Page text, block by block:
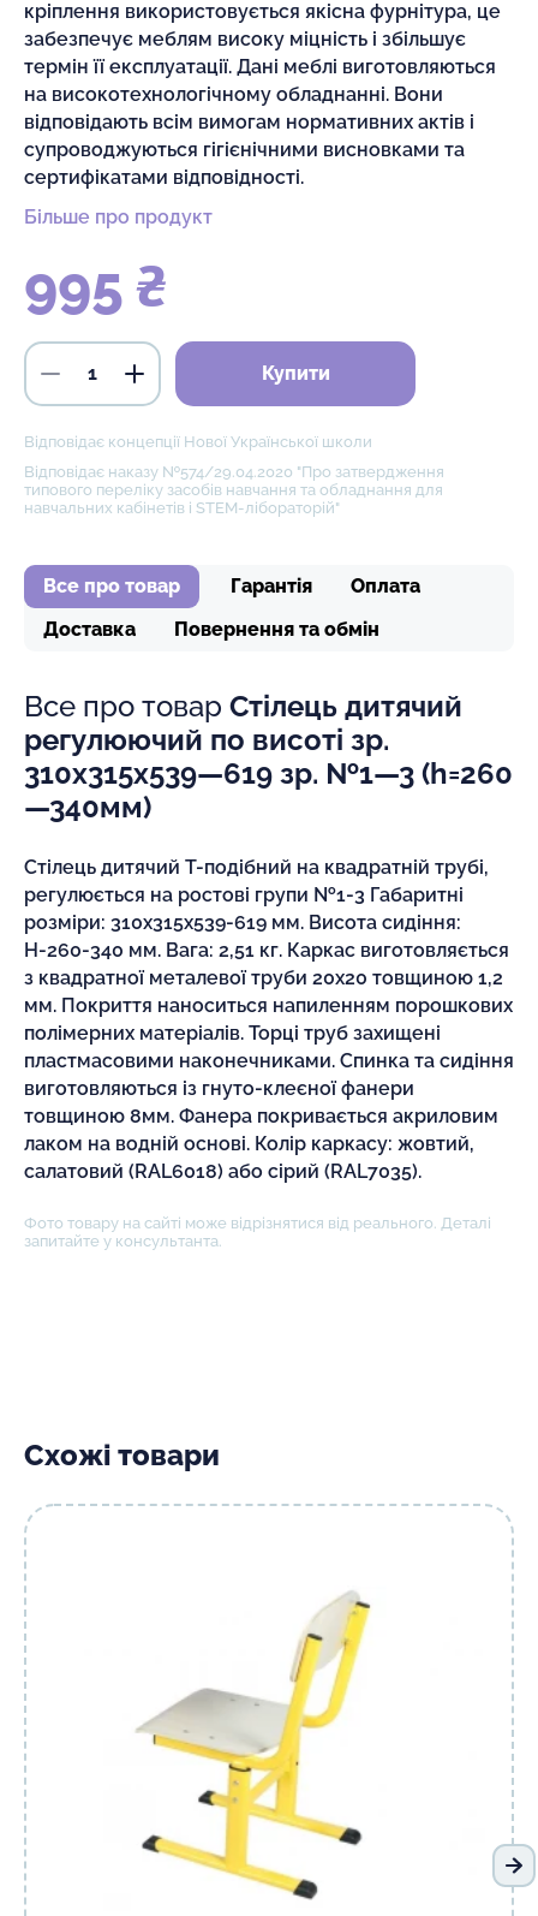
кріплення використовується якісна фурнітура, це
забезпечує меблям високу міцність і збільшує
термін її експлуатації. Дані меблі виготовляються
на високотехнологічному обладнанні. Вони
відповідають всім вимогам нормативних актів і
супроводжуються гігієнічними висновками та
сертифікатами відповідності.
Більше про продукт
995 ₴
Купити
Відповідає концепції Нової Української школи
Відповідає наказу №574/29.04.2020 "Про затвердження
типового переліку засобів навчання та обладнання для
навчальних кабінетів і STEM-лібораторій"
Все про товар Гарантія
Оплата
Доставка
Повернення та обмін
Все про товар Стілець дитячий
регулюючий по висоті зр.
310х315х539—619 зр. №1—3 (h=260
—340мм)
Стілець дитячий Т-подібний на квадратній трубі,
регулюється на ростові групи №1-3 Габаритні
розміри: 310х315х539-619 мм. Висота сидіння:
Н-260-340 мм. Вага: 2,51 кг. Каркас виготовляється
з квадратної металевої труби 20х20 товщиною 1,2
мм. Покриття наноситься напиленням порошкових
полімерних матеріалів. Торці труб захищені
пластмасовими наконечниками. Спинка та сидіння
виготовляються із гнуто-клеєної фанери
товщиною 8мм. Фанера покривається акриловим
лаком на водній основі. Колір каркасу: жовтий,
салатовий (RAL6018) або сірий (RAL7035).
Фото товару на сайті може відрізнятися від реального. Деталі
запитайте у консультанта.
Схожі товари